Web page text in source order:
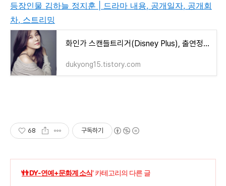
등장인물 김하늘 정지훈 | 드라마 내용, 공개일자, 공개회
차, 스트리밍
화인가 스캔들트리거(Disney Plus), 출연정보 등장인물 김하늘 정지훈 | 드라마 내용, 공개일자, 공
dukyong15.tistory.com
68 구독하기
'👬 DY-연예+문화계 소식' 카테고리의 다른 글